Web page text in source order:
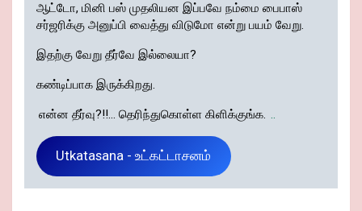
ஆட்டோ, மினி பஸ் முதலியன இப்பவே நம்மை பைபாஸ்
சர்ஜரிக்கு அனுப்பி வைத்து விடுமோ என்று பயம் வேறு.
இதற்கு வேறு தீர்வே இல்லையா?
கண்டிப்பாக இருக்கிறது.
என்ன தீர்வு?!!... தெரிந்துகொள்ள கிளிக்குங்க. ..
Utkatasana - உட்கட்டாசனம்